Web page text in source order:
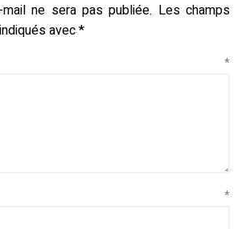
ne sera pas publiée. Les champs
avec*
*
*